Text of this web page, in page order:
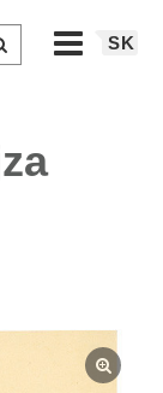
SK